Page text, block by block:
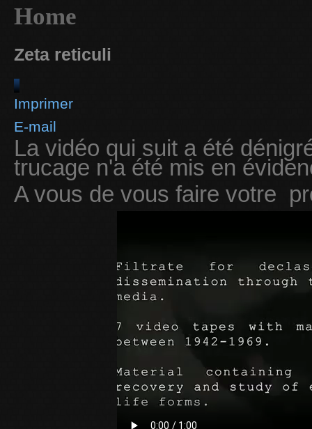
Home
Zeta reticuli
Imprimer
E-mail
La vidéo qui suit a été
trucage n'a été mis en
A vous de vous faire votre